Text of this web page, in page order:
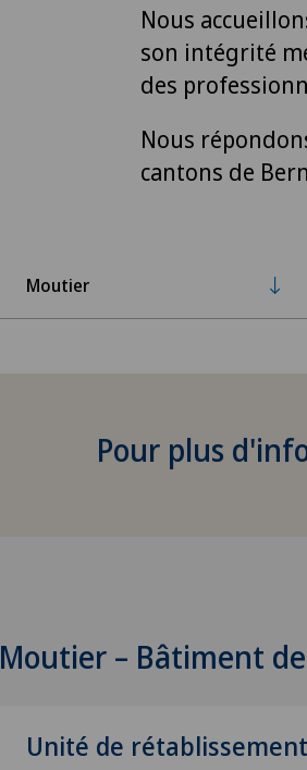
Nous
son intégrité
des
Nous
cantons de
Moutier
Pour plus
Moutier – Bâtiment
Unité de rétablissement